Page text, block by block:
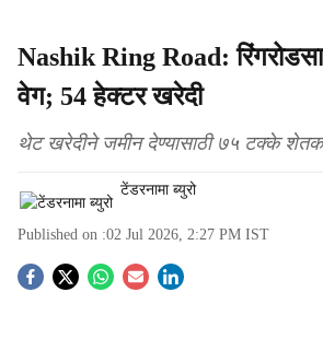
Nashik Ring Road:
वेग; 54 हेक्टर खरेदी
थेट खरेदीने जमीन देण्यासाठी ७५ टक्के
टेंडरनामा ब्युरो
Published on :02 Jul 2026, 2:27 PM IST
S